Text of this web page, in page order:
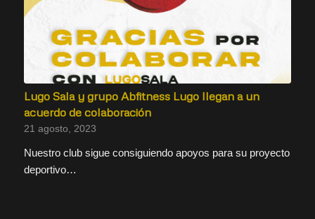
Lugo Sala y grupo Abfitness Lugo llegan a un
acuerdo de colaboración
21 agosto, 2023
Nuestro club sigue consiguiendo apoyos para su proyecto
deportivo…